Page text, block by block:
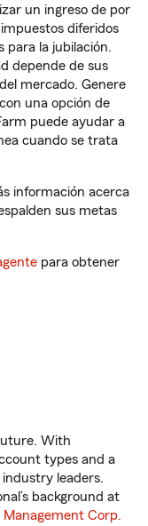
un ingreso de por
diferidos
para la jubilación.
depende de sus
mercado. Genere
una opción de
puede ayudar a
cuando se trata
información acerca
sus metas
para obtener
With
types and a
leaders.
background at
Corp.